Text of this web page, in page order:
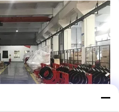
quente da extrusão com soldadura de alta velocidade
da tubulação de DPS20 3.5KW 315MM